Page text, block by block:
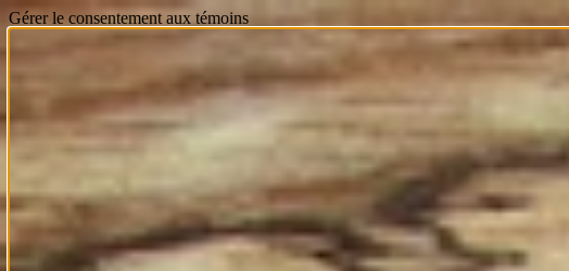
Gérer le consentement aux témoins